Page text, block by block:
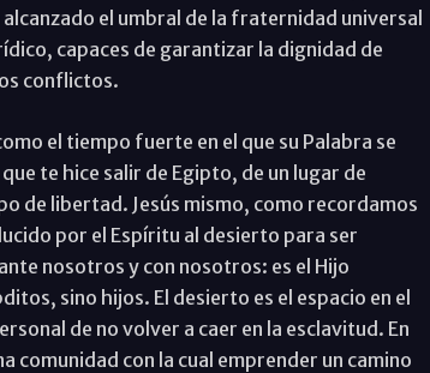
el umbral de la fraternidad universal
capaces de garantizar la dignidad de
conflictos.
el tiempo fuerte en el que su Palabra se
te hice salir de Egipto, de un lugar de
de libertad. Jesús mismo, como recordamos
por el Espíritu al desierto para ser
nosotros y con nosotros: es el Hijo
sino hijos. El desierto es el espacio en el
de no volver a caer en la esclavitud. En
comunidad con la cual emprender un camino